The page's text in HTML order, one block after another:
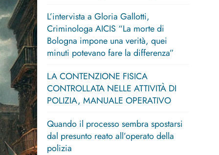
L’intervista a Gloria Gallotti,
Criminologa AICIS “La morte di
Bologna impone una verità, quei
minuti potevano fare la differenza”
LA CONTENZIONE FISICA
CONTROLLATA NELLE ATTIVITÀ DI
POLIZIA, MANUALE OPERATIVO
Quando il processo sembra spostarsi
dal presunto reato all’operato della
polizia